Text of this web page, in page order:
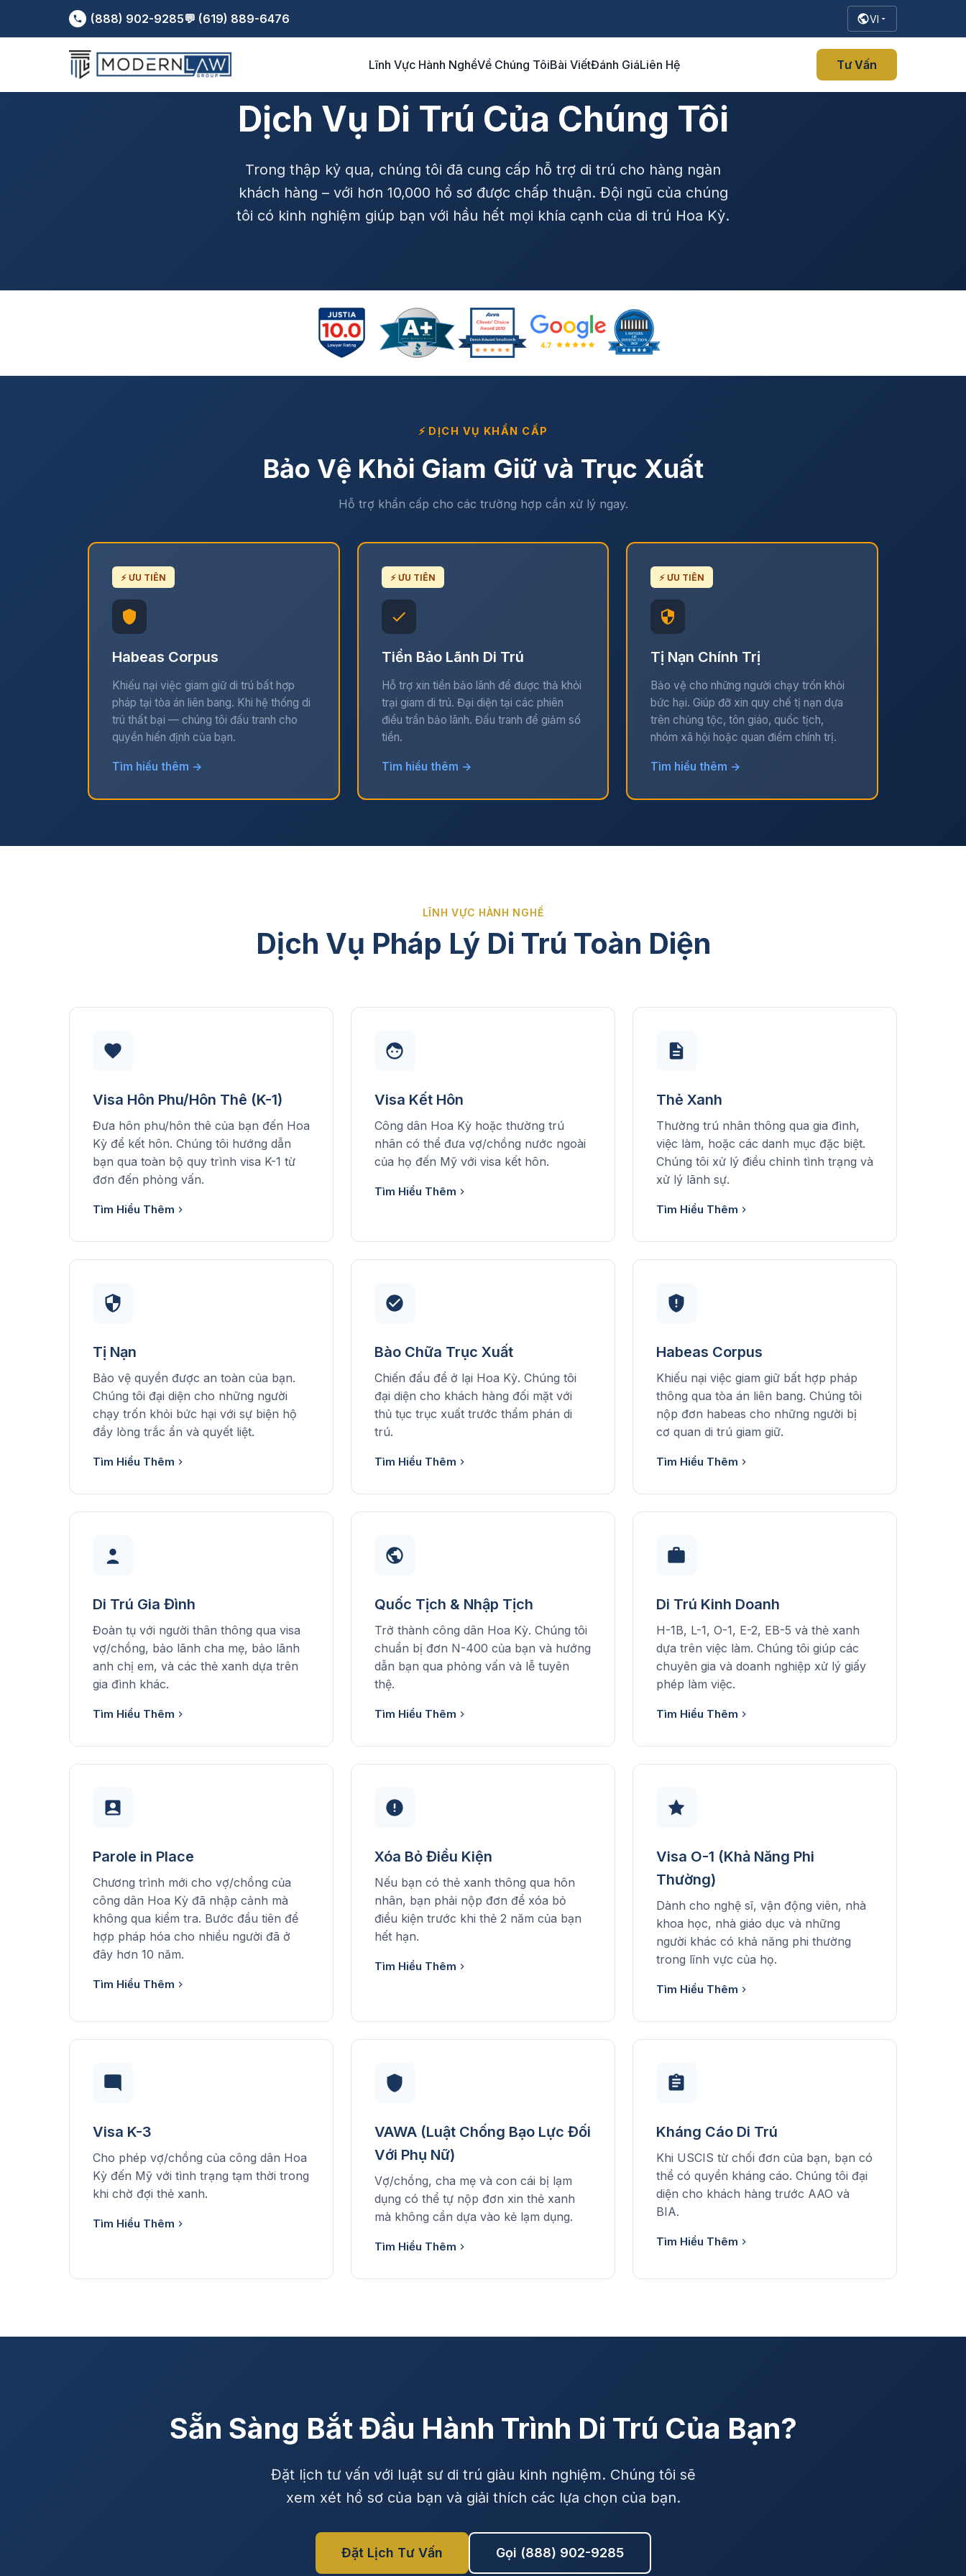
(888) 902-9285💬 (619) 889-6476 VI
Lĩnh Vực Hành NghềVề Chúng TôiBài ViếtĐánh GiáLiên Hệ Tư Vấn
Dịch Vụ Di Trú Của Chúng Tôi
Trong thập kỷ qua, chúng tôi đã cung cấp hỗ trợ di trú cho hàng ngàn
khách hàng – với hơn 10,000 hồ sơ được chấp thuận. Đội ngũ của chúng
tôi có kinh nghiệm giúp bạn với hầu hết mọi khía cạnh của di trú Hoa Kỳ.
⚡ DỊCH VỤ KHẨN CẤP
Bảo Vệ Khỏi Giam Giữ và Trục Xuất
Hỗ trợ khẩn cấp cho các trường hợp cần xử lý ngay.
⚡ ƯU TIÊN
Habeas Corpus
Khiếu nại việc giam giữ di trú bất hợp
pháp tại tòa án liên bang. Khi hệ thống di
trú thất bại — chúng tôi đấu tranh cho
quyền hiến định của bạn.
Tìm hiểu thêm →
⚡ ƯU TIÊN
Tiền Bảo Lãnh Di Trú
Hỗ trợ xin tiền bảo lãnh để được thả khỏi
trại giam di trú. Đại diện tại các phiên
điều trần bảo lãnh. Đấu tranh để giảm số
tiền.
Tìm hiểu thêm →
⚡ ƯU TIÊN
Tị Nạn Chính Trị
Bảo vệ cho những người chạy trốn khỏi
bức hại. Giúp đỡ xin quy chế tị nạn dựa
trên chủng tộc, tôn giáo, quốc tịch,
nhóm xã hội hoặc quan điểm chính trị.
Tìm hiểu thêm →
LĨNH VỰC HÀNH NGHỀ
Dịch Vụ Pháp Lý Di Trú Toàn Diện
Visa Hôn Phu/Hôn Thê (K-1)
Đưa hôn phu/hôn thê của bạn đến Hoa
Kỳ để kết hôn. Chúng tôi hướng dẫn
bạn qua toàn bộ quy trình visa K-1 từ
đơn đến phỏng vấn.
Tìm Hiểu Thêm
Visa Kết Hôn
Công dân Hoa Kỳ hoặc thường trú
nhân có thể đưa vợ/chồng nước ngoài
của họ đến Mỹ với visa kết hôn.
Tìm Hiểu Thêm
Thẻ Xanh
Thường trú nhân thông qua gia đình,
việc làm, hoặc các danh mục đặc biệt.
Chúng tôi xử lý điều chỉnh tình trạng và
xử lý lãnh sự.
Tìm Hiểu Thêm
Tị Nạn
Bảo vệ quyền được an toàn của bạn.
Chúng tôi đại diện cho những người
chạy trốn khỏi bức hại với sự biện hộ
đầy lòng trắc ẩn và quyết liệt.
Tìm Hiểu Thêm
Bào Chữa Trục Xuất
Chiến đấu để ở lại Hoa Kỳ. Chúng tôi
đại diện cho khách hàng đối mặt với
thủ tục trục xuất trước thẩm phán di
trú.
Tìm Hiểu Thêm
Habeas Corpus
Khiếu nại việc giam giữ bất hợp pháp
thông qua tòa án liên bang. Chúng tôi
nộp đơn habeas cho những người bị
cơ quan di trú giam giữ.
Tìm Hiểu Thêm
Di Trú Gia Đình
Đoàn tụ với người thân thông qua visa
vợ/chồng, bảo lãnh cha mẹ, bảo lãnh
anh chị em, và các thẻ xanh dựa trên
gia đình khác.
Tìm Hiểu Thêm
Quốc Tịch & Nhập Tịch
Trở thành công dân Hoa Kỳ. Chúng tôi
chuẩn bị đơn N-400 của bạn và hướng
dẫn bạn qua phỏng vấn và lễ tuyên
thệ.
Tìm Hiểu Thêm
Di Trú Kinh Doanh
H-1B, L-1, O-1, E-2, EB-5 và thẻ xanh
dựa trên việc làm. Chúng tôi giúp các
chuyên gia và doanh nghiệp xử lý giấy
phép làm việc.
Tìm Hiểu Thêm
Parole in Place
Chương trình mới cho vợ/chồng của
công dân Hoa Kỳ đã nhập cảnh mà
không qua kiểm tra. Bước đầu tiên để
hợp pháp hóa cho nhiều người đã ở
đây hơn 10 năm.
Tìm Hiểu Thêm
Xóa Bỏ Điều Kiện
Nếu bạn có thẻ xanh thông qua hôn
nhân, bạn phải nộp đơn để xóa bỏ
điều kiện trước khi thẻ 2 năm của bạn
hết hạn.
Tìm Hiểu Thêm
Visa O-1 (Khả Năng Phi
Thường)
Dành cho nghệ sĩ, vận động viên, nhà
khoa học, nhà giáo dục và những
người khác có khả năng phi thường
trong lĩnh vực của họ.
Tìm Hiểu Thêm
Visa K-3
Cho phép vợ/chồng của công dân Hoa
Kỳ đến Mỹ với tình trạng tạm thời trong
khi chờ đợi thẻ xanh.
Tìm Hiểu Thêm
VAWA (Luật Chống Bạo Lực Đối
Với Phụ Nữ)
Vợ/chồng, cha mẹ và con cái bị lạm
dụng có thể tự nộp đơn xin thẻ xanh
mà không cần dựa vào kẻ lạm dụng.
Tìm Hiểu Thêm
Kháng Cáo Di Trú
Khi USCIS từ chối đơn của bạn, bạn có
thể có quyền kháng cáo. Chúng tôi đại
diện cho khách hàng trước AAO và
BIA.
Tìm Hiểu Thêm
Sẵn Sàng Bắt Đầu Hành Trình Di Trú Của Bạn?
Đặt lịch tư vấn với luật sư di trú giàu kinh nghiệm. Chúng tôi sẽ
xem xét hồ sơ của bạn và giải thích các lựa chọn của bạn.
Đặt Lịch Tư Vấn Gọi (888) 902-9285